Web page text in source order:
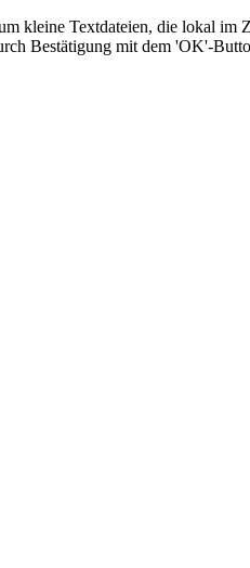
kleine Textdateien, die lokal im
Bestätigung mit dem 'OK'-